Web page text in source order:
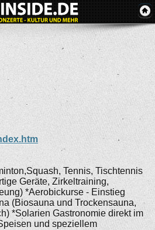
Tennis, Tischtennis
Geräte, Zirkeltraining,
*Aerobickurse - Einstieg
(Biosauna und Trockensauna,
*Solarien Gastronomie direkt im
und speziellem